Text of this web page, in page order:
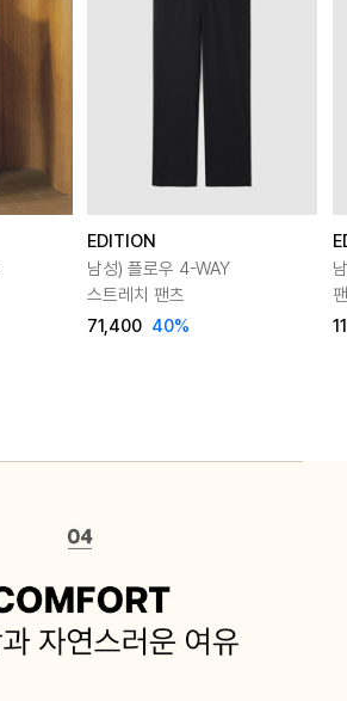
EDITION
남성) 플로우 4-WAY
스트레치 팬츠
71,400 40%